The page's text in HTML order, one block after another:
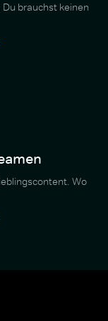
brauchst keinen
Wo